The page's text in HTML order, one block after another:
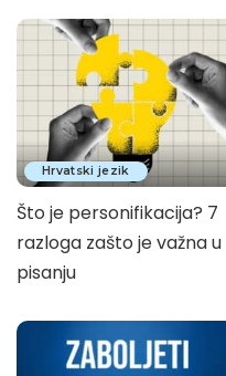
Hrvatski jezik
Što je personifikacija? 7
razloga zašto je važna u
pisanju